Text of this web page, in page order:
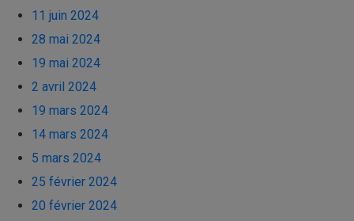
11 juin 2024
28 mai 2024
19 mai 2024
2 avril 2024
19 mars 2024
14 mars 2024
5 mars 2024
25 février 2024
20 février 2024